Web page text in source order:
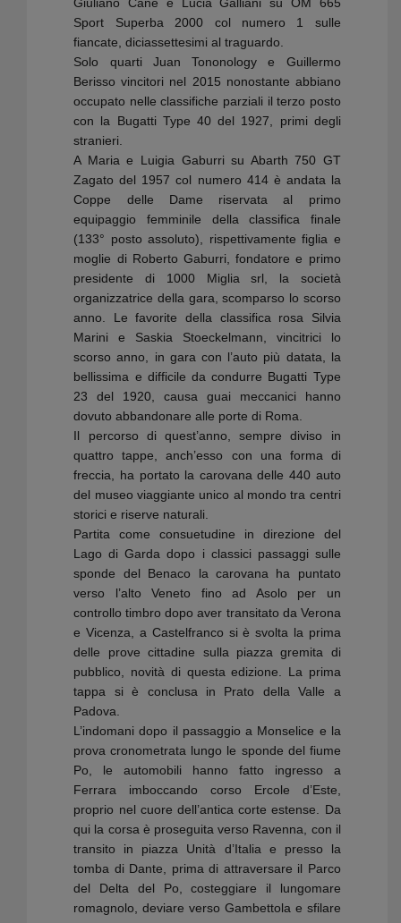
Giuliano Canè e Lucia Galliani su OM 665
Sport Superba 2000 col numero 1 sulle
fiancate, diciassettesimi al traguardo.
Solo quarti Juan Tononology e Guillermo
Berisso vincitori nel 2015 nonostante abbiano
occupato nelle classifiche parziali il terzo posto
con la Bugatti Type 40 del 1927, primi degli
stranieri.
A Maria e Luigia Gaburri su Abarth 750 GT
Zagato del 1957 col numero 414 è andata la
Coppe delle Dame riservata al primo
equipaggio femminile della classifica finale
(133° posto assoluto), rispettivamente figlia e
moglie di Roberto Gaburri, fondatore e primo
presidente di 1000 Miglia srl, la società
organizzatrice della gara, scomparso lo scorso
anno. Le favorite della classifica rosa Silvia
Marini e Saskia Stoeckelmann, vincitrici lo
scorso anno, in gara con l’auto più datata, la
bellissima e difficile da condurre Bugatti Type
23 del 1920, causa guai meccanici hanno
dovuto abbandonare alle porte di Roma.
Il percorso di quest’anno, sempre diviso in
quattro tappe, anch’esso con una forma di
freccia, ha portato la carovana delle 440 auto
del museo viaggiante unico al mondo tra centri
storici e riserve naturali.
Partita come consuetudine in direzione del
Lago di Garda dopo i classici passaggi sulle
sponde del Benaco la carovana ha puntato
verso l’alto Veneto fino ad Asolo per un
controllo timbro dopo aver transitato da Verona
e Vicenza, a Castelfranco si è svolta la prima
delle prove cittadine sulla piazza gremita di
pubblico, novità di questa edizione. La prima
tappa si è conclusa in Prato della Valle a
Padova.
L’indomani dopo il passaggio a Monselice e la
prova cronometrata lungo le sponde del fiume
Po, le automobili hanno fatto ingresso a
Ferrara imboccando corso Ercole d’Este,
proprio nel cuore dell’antica corte estense. Da
qui la corsa è proseguita verso Ravenna, con il
transito in piazza Unità d’Italia e presso la
tomba di Dante, prima di attraversare il Parco
del Delta del Po, costeggiare il lungomare
romagnolo, deviare verso Gambettola e sfilare